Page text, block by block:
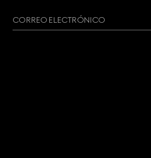
CORREO ELECTRÓNICO